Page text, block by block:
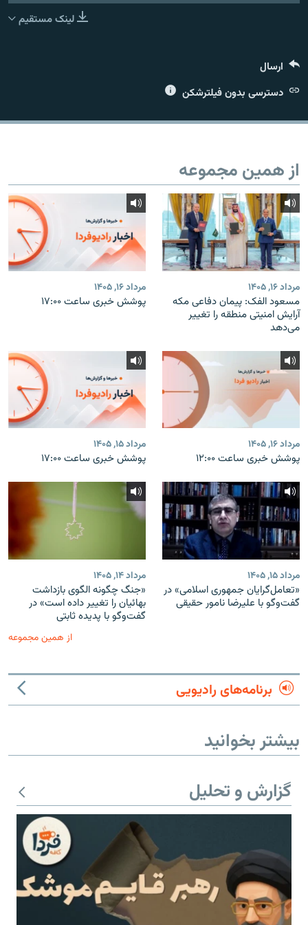
لینک مستقیم
ارسال
دسترسی بدون فیلترشکن
از همین مجموعه
مرداد ۱۶, ۱۴۰۵
مسعود الفک: پیمان دفاعی مکه
آرایش امنیتی منطقه را تغییر
می‌دهد
مرداد ۱۶, ۱۴۰۵
پوشش خبری ساعت ۱۷:۰۰
مرداد ۱۶, ۱۴۰۵
پوشش خبری ساعت ۱۲:۰۰
مرداد ۱۵, ۱۴۰۵
پوشش خبری ساعت ۱۷:۰۰
مرداد ۱۵, ۱۴۰۵
«تعامل‌گرایان جمهوری اسلامی» در
گفت‌وگو با علیرضا نامور حقیقی
مرداد ۱۴, ۱۴۰۵
«جنگ چگونه الگوی بازداشت
بهائیان را تغییر داده است» در
گفت‌وگو با پدیده ثابتی
از همین مجموعه
برنامه‌های رادیویی
بیشتر بخوانید
گزارش و تحلیل